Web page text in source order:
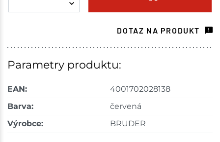
Ceny na prodejnách se mohou lišit od cen na e-
DOTAZ NA PRODUKT
Parametry produktu:
EAN:
4001702028138
Barva:
červená
Výrobce:
BRUDER